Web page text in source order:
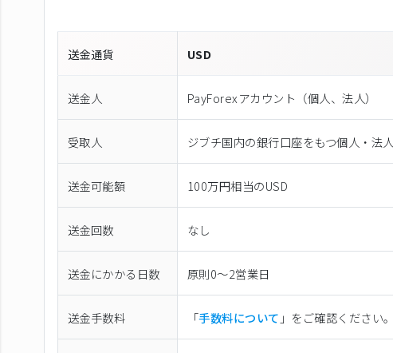
送金通貨 USD
送金人 PayForexアカウント（個⼈、法⼈）
受取人 ジブチ国内の銀行口座をもつ個人・法人
送金可能額 100万円相当のUSD
送金回数 なし
送金にかかる日数 原則0〜2営業日
送金手数料 「手数料について 」をご確認ください。